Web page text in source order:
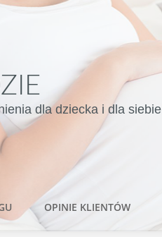
dla dziecka i dla siebie
OPINIE KLIENTÓW